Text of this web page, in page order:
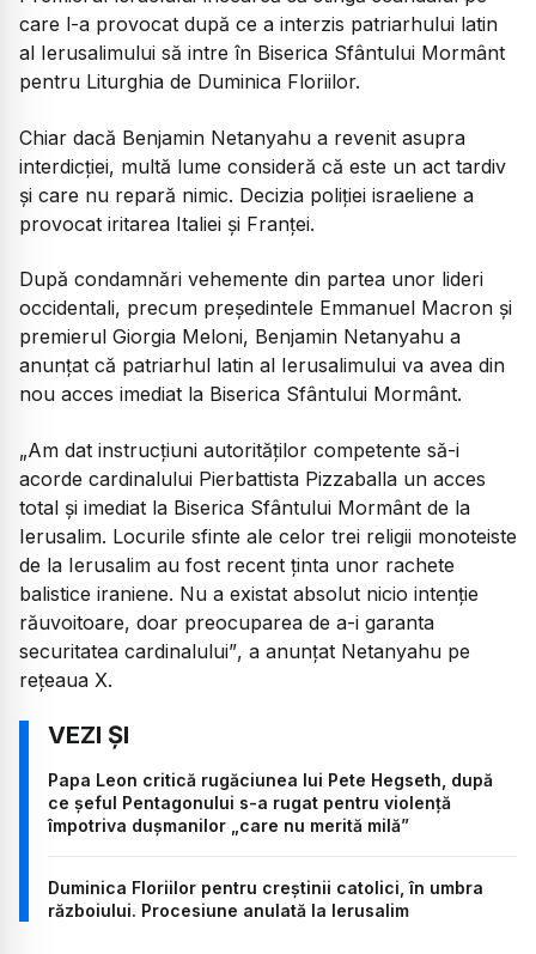
care l-a provocat după ce a interzis patriarhului latin
al Ierusalimului să intre în Biserica Sfântului Mormânt
pentru Liturghia de Duminica Floriilor.
Chiar dacă Benjamin Netanyahu a revenit asupra
interdicției, multă lume consideră că este un act tardiv
și care nu repară nimic. Decizia poliției israeliene a
provocat iritarea Italiei și Franței.
După condamnări vehemente din partea unor lideri
occidentali, precum președintele Emmanuel Macron și
premierul Giorgia Meloni, Benjamin Netanyahu a
anunțat că patriarhul latin al Ierusalimului va avea din
nou acces imediat la Biserica Sfântului Mormânt.
„Am dat instrucțiuni autorităților competente să-i
acorde cardinalului Pierbattista Pizzaballa un acces
total și imediat la Biserica Sfântului Mormânt de la
Ierusalim. Locurile sfinte ale celor trei religii monoteiste
de la Ierusalim au fost recent ținta unor rachete
balistice iraniene. Nu a existat absolut nicio intenție
răuvoitoare, doar preocuparea de a-i garanta
securitatea cardinalului”, a anunțat Netanyahu pe
rețeaua X.
Papa Leon critică rugăciunea lui Pete Hegseth, după
ce șeful Pentagonului s-a rugat pentru violență
împotriva dușmanilor „care nu merită milă”
Duminica Floriilor pentru creștinii catolici, în umbra
războiului. Procesiune anulată la Ierusalim